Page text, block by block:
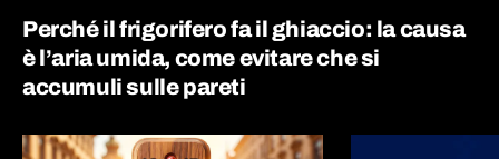
Perché il frigorifero fa il ghiaccio: la causa
è l’aria umida, come evitare che si
accumuli sulle pareti